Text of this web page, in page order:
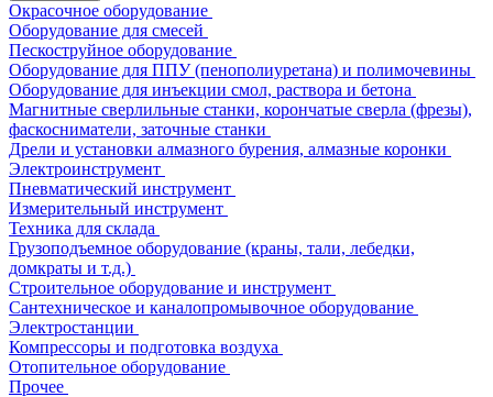
Окрасочное оборудование
Оборудование для смесей
Пескоструйное оборудование
Оборудование для ППУ (пенополиуретана) и полимочевины
Оборудование для инъекции смол, раствора и бетона
Магнитные сверлильные станки, корончатые сверла (фрезы),
фаскосниматели, заточные станки
Дрели и установки алмазного бурения, алмазные коронки
Электроинструмент
Пневматический инструмент
Измерительный инструмент
Техника для склада
Грузоподъемное оборудование (краны, тали, лебедки,
домкраты и т.д.)
Строительное оборудование и инструмент
Сантехническое и каналопромывочное оборудование
Электростанции
Компрессоры и подготовка воздуха
Отопительное оборудование
Прочее